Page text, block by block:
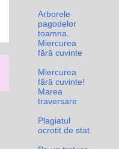
Arborele
pagodelor
toamna.
Miercurea
fără cuvinte
Miercurea
fără cuvinte!
Marea
traversare
Plagiatul
ocrotit de stat